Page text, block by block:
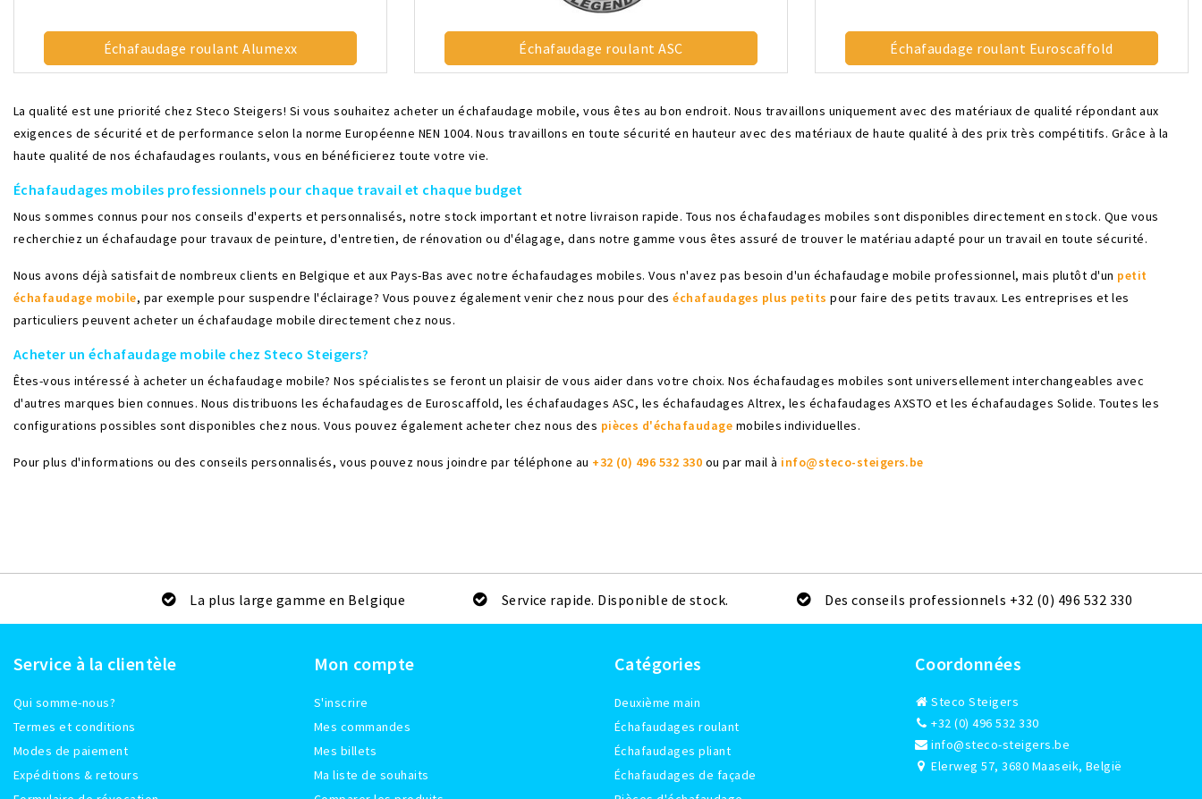
Échafaudage roulant Alumexx Échafaudage roulant ASC Échafaudage roulant Euroscaffold
La qualité est une priorité chez Steco Steigers! Si vous souhaitez acheter un échafaudage mobile, vous êtes au bon endroit. Nous travaillons uniquement avec des matériaux de qualité répondant aux
exigences de sécurité et de performance selon la norme Européenne NEN 1004. Nous travaillons en toute sécurité en hauteur avec des matériaux de haute qualité à des prix très compétitifs. Grâce à la
haute qualité de nos échafaudages roulants, vous en bénéficierez toute votre vie.
Échafaudages mobiles professionnels pour chaque travail et chaque budget
Nous sommes connus pour nos conseils d'experts et personnalisés, notre stock important et notre livraison rapide. Tous nos échafaudages mobiles sont disponibles directement en stock. Que vous
recherchiez un échafaudage pour travaux de peinture, d'entretien, de rénovation ou d'élagage, dans notre gamme vous êtes assuré de trouver le matériau adapté pour un travail en toute sécurité.
Nous avons déjà satisfait de nombreux clients en Belgique et aux Pays-Bas avec notre échafaudages mobiles. Vous n'avez pas besoin d'un échafaudage mobile professionnel, mais plutôt d'un petit
échafaudage mobile, par exemple pour suspendre l'éclairage? Vous pouvez également venir chez nous pour deséchafaudages plus petits pour faire des petits travaux. Les entreprises et les
particuliers peuvent acheter un échafaudage mobile directement chez nous.
Acheter un échafaudage mobile chez Steco Steigers?
Êtes-vous intéressé à acheter un échafaudage mobile? Nos spécialistes se feront un plaisir de vous aider dans votre choix. Nos échafaudages mobiles sont universellement interchangeables avec
d'autres marques bien connues. Nous distribuons les échafaudages de Euroscaffold, les échafaudages ASC, les échafaudages Altrex, les échafaudages AXSTO et les échafaudages Solide. Toutes les
configurations possibles sont disponibles chez nous. Vous pouvez également acheter chez nous des pièces d'échafaudage mobiles individuelles.
Pour plus d'informations ou des conseils personnalisés, vous pouvez nous joindre par téléphone au +32 (0) 496 532 330 ou par mail à info@steco-steigers.be
La plus large gamme en Belgique Service rapide. Disponible de stock. Des conseils professionnels +32 (0) 496 532 330
Service à la clientèle
Qui somme-nous?
Termes et conditions
Modes de paiement
Expéditions & retours
Mon compte
S'inscrire
Mes commandes
Mes billets
Ma liste de souhaits
Catégories
Deuxième main
Échafaudages roulant
Échafaudages pliant
Échafaudages de façade
Coordonnées
Steco Steigers
+32 (0) 496 532 330
info@steco-steigers.be
Elerweg 57, 3680 Maaseik, België